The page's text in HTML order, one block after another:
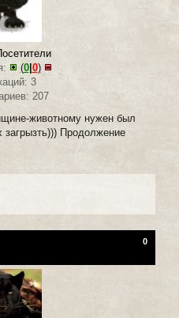
(0| 0)
3
207
животному нужен был
загрызть))) Продолжение
0